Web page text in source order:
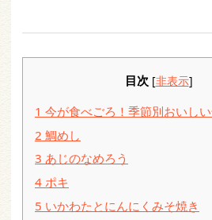
目次 [非表示]
1 今が食べごろ！季節別おいし
2 鯛めし
3 あじのなめろう
4 ポキ
5 いかわたとにんにくみそ焼き